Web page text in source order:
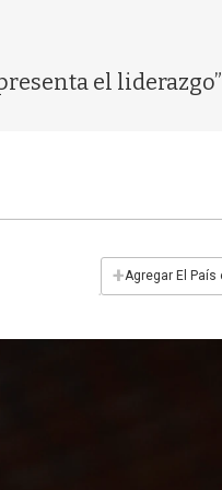
el
+Agregar El País